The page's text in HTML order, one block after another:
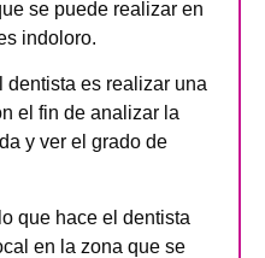
se puede realizar en
indoloro.
dentista es realizar una
el fin de analizar la
y ver el grado de
que hace el dentista
en la zona que se